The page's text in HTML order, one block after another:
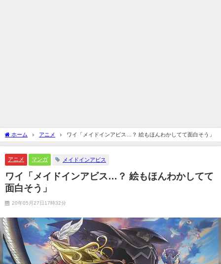
ホーム アニメ ワイ「メイドインアビス…？ 絵もほんわかしてて面白そう」
アニメ マンガ メイドインアビス
ワイ「メイドインアビス…？ 絵もほんわかしてて
面白そう」
20年05月27日17時32分